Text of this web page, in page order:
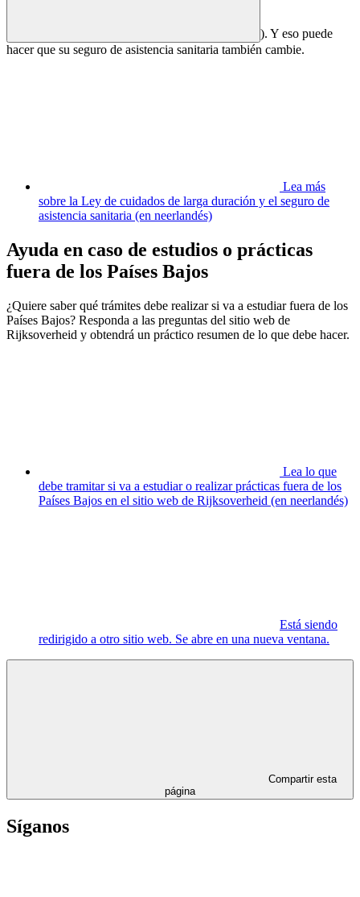
). Y eso puede
hacer que su seguro de asistencia sanitaria también cambie.
Lea más
sobre la Ley de cuidados de larga duración y el seguro de
asistencia sanitaria (en neerlandés)
Ayuda en caso de estudios o prácticas
fuera de los Países Bajos
¿Quiere saber qué trámites debe realizar si va a estudiar fuera de los
Países Bajos? Responda a las preguntas del sitio web de
Rijksoverheid y obtendrá un práctico resumen de lo que debe hacer.
Lea lo que
debe tramitar si va a estudiar o realizar prácticas fuera de los
Países Bajos en el sitio web de Rijksoverheid (en neerlandés)
Está siendo
redirigido a otro sitio web. Se abre en una nueva ventana.
Compartir esta
página
Síganos